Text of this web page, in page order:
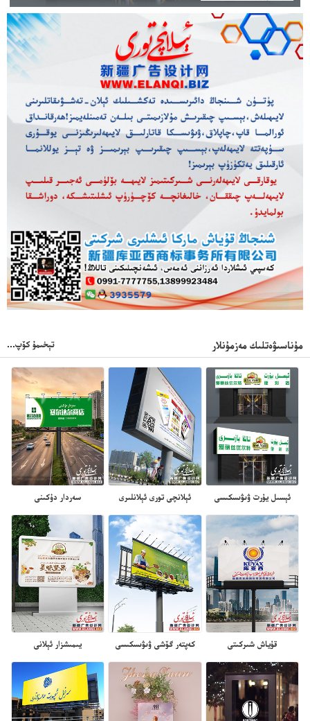
مۇناسىۋەتلىك مەزمۇنلار تېخىمۇ كۆپ...
ئېسىل يۇرت ۋىۋىسكىسى ئېلانچى تورى ئېلانلىرى سەردار دۇكىنى
قۇياش شىركىتى كەپتەر گۆشى ۋىۋىسكىسى يىمىشزار ئېلانى